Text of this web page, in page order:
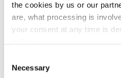
the cookies by us or our
are, what processing is
your consent at any time is
Selection
Necessary
HSM V-